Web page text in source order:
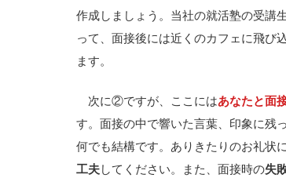
作成しましょう。当社の就活塾の受講
って、面接後には近くのカフェに飛び込
ます。
次に②ですが、ここにはあなたと面
す。面接の中で響いた言葉、印象に残
何でも結構です。ありきたりのお礼状
工夫してください。また、面接時の失